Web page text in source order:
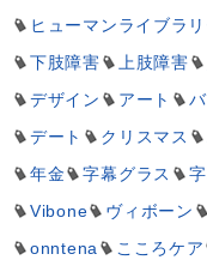
ヒューマンライブラ
下肢障害
上肢障害
デザイン
アート
デート
クリスマス
年金
字幕グラス
Vibone
ヴィボーン
onntena
こころケア